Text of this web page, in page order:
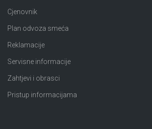
Cjenovnik
Plan odvoza smeća
Reklamacije
Servisne informacije
Zahtjevi i obrasci
Pristup informacijama